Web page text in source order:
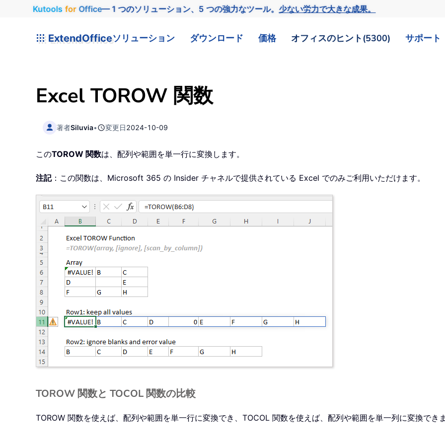
Kutools for Office— 1 つのソリューション、5 つの強力なツール。少ない労力で大きな成果。
ExtendOfficeソリューション ダウンロード 価格 オフィスのヒント(5300) サポート
Excel TOROW 関数
著者Siluvia• 変更日2024-10-09
このTOROW 関数は、配列や範囲を単一行に変換します。
注記：この関数は、Microsoft 365 の Insider チャネルで提供されている Excel でのみご利用いただけます。
TOROW 関数と TOCOL 関数の比較
TOROW 関数を使えば、配列や範囲を単一行に変換でき、TOCOL 関数を使えば、配列や範囲を単一列に変換でき